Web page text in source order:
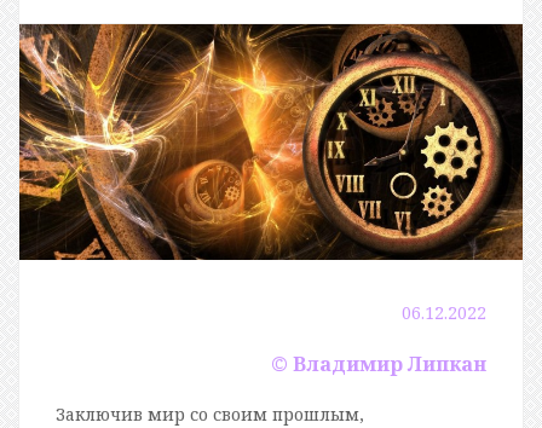
06.12.2022
© Владимир Липкан
Заключив мир со своим прошлым,